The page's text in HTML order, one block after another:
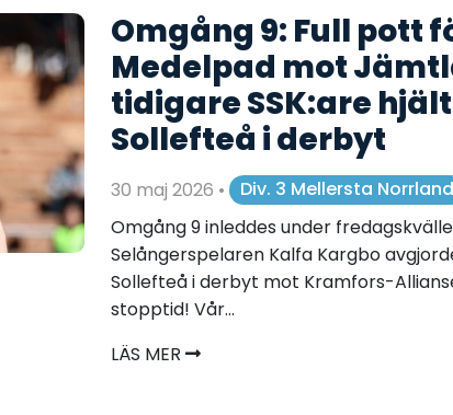
Omgång 9: Full pott
Medelpad mot
tidigare SSK:are
Sollefteå i derbyt
30 maj 2026 •
Div. 3 Mellersta Norrland
Omgång 9 inleddes under
Selångerspelaren Kalfa Kargbo
Sollefteå i derbyt mot Kramfors-
stopptid! Vår...
LÄS MER